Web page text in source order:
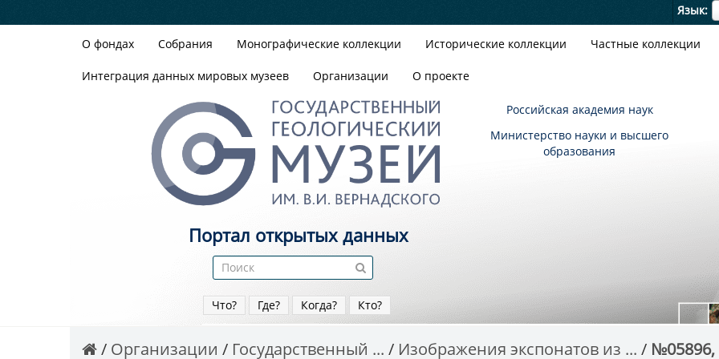
Язык
О фондах Собрания Монографические коллекции Исторические коллекции Частные коллекции
Интеграция данных мировых музеев Организации О проекте
Российская академия наук
Министерство науки и высшего
образования
Портал открытых данных
Что? Где? Когда? Кто?
Организации Государственный ... Изображения экспонатов из ... №05896,